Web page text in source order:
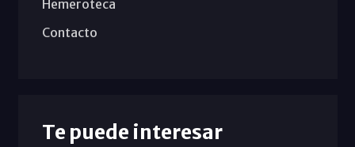
Hemeroteca
Contacto
Te puede interesar